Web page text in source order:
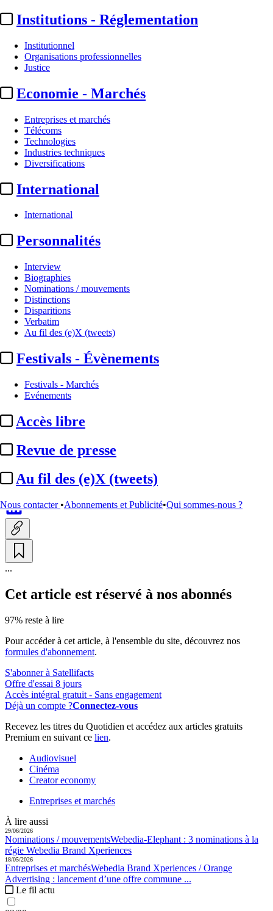
Institutions - Réglementation
Institutionnel
Organisations professionnelles
Justice
Economie - Marchés
Entreprises et marchés
Télécoms
Technologies
Industries techniques
Diversifications
International
International
Personnalités
Interview
Biographies
Nominations / mouvements
Distinctions
Disparitions
Verbatim
Au fil des (e)X (tweets)
Festivals - Évènements
Festivals - Marchés
Evénements
Accès libre
Revue de presse
Au fil des (e)X (tweets)
Nous contacter •Abonnements et Publicité•Qui sommes-nous ?
Webedia Brand Xperiences :
partenariat avec la start-up
BEM pour des ...
ParDamien Choppin
...
Cet article est réservé à nos abonnés
97% reste à lire
Pour accéder à cet article, à l'ensemble du site, découvrez nos
formules d'abonnement.
S'abonner à Satellifacts
Offre d'essai 8 jours
Accès intégral gratuit - Sans engagement
Déjà un compte ?Connectez-vous
Recevez les titres du Quotidien et accédez aux articles gratuits
Premium en suivant ce lien.
Audiovisuel
Cinéma
Creator economy
Entreprises et marchés
À lire aussi
29/06/2026
Nominations / mouvementsWebedia-Elephant : 3 nominations à la
régie Webedia Brand Xperiences
18/05/2026
Entreprises et marchésWebedia Brand Xperiences / Orange
Advertising : lancement d’une offre commune ...
Le fil actu